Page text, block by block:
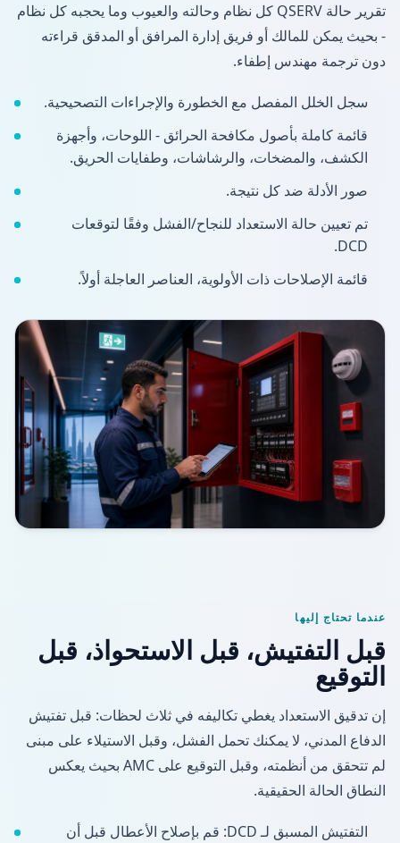
تقرير حالة QSERV كل نظام وحالته والعيوب وما يحجبه كل نظام
- بحيث يمكن للمالك أو فريق إدارة المرافق أو المدقق قراءته
دون ترجمة مهندس إطفاء.
سجل الخلل المفصل مع الخطورة والإجراءات التصحيحية.
قائمة كاملة بأصول مكافحة الحرائق - اللوحات، وأجهزة
الكشف، والمضخات، والرشاشات، وطفايات الحريق.
صور الأدلة ضد كل نتيجة.
تم تعيين حالة الاستعداد للنجاح/الفشل وفقًا لتوقعات
DCD.
قائمة الإصلاحات ذات الأولوية، العناصر العاجلة أولاً.
عندما تحتاج إليها
قبل التفتيش، قبل الاستحواذ، قبل
التوقيع
إن تدقيق الاستعداد يغطي تكاليفه في ثلاث لحظات: قبل تفتيش
الدفاع المدني، لا يمكنك تحمل الفشل، وقبل الاستيلاء على مبنى
لم تتحقق من أنظمته، وقبل التوقيع على AMC بحيث يعكس
النطاق الحالة الحقيقية.
التفتيش المسبق لـ DCD: قم بإصلاح الأعطال قبل أن